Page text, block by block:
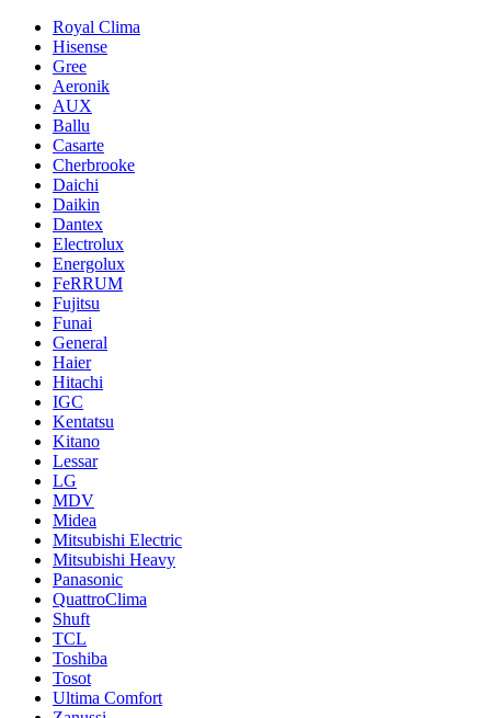
Royal Clima
Hisense
Gree
Aeronik
AUX
Ballu
Casarte
Cherbrooke
Daichi
Daikin
Dantex
Electrolux
Energolux
FeRRUM
Fujitsu
Funai
General
Haier
Hitachi
IGC
Kentatsu
Kitano
Lessar
LG
MDV
Midea
Mitsubishi Electric
Mitsubishi Heavy
Panasonic
QuattroClima
Shuft
TCL
Toshiba
Tosot
Ultima Comfort